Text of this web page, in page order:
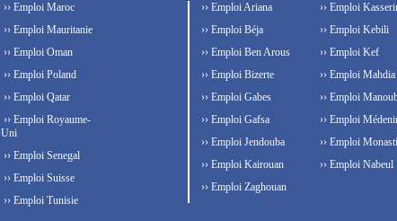
›› Emploi Maroc
›› Emploi Mauritanie
›› Emploi Oman
›› Emploi Poland
›› Emploi Qatar
›› Emploi Royaume-
Uni
›› Emploi Senegal
›› Emploi Suisse
›› Emploi Tunisie
›› Emploi Ariana
›› Emploi Béja
›› Emploi Ben Arous
›› Emploi Bizerte
›› Emploi Gabes
›› Emploi Gafsa
›› Emploi Jendouba
›› Emploi Kairouan
›› Emploi
›› Emploi Kebili
›› Emploi Kef
›› Emploi Mahdia
›› Emploi
›› Emploi
›› Emploi
›› Emploi Nabeul
›› Emploi Zaghouan